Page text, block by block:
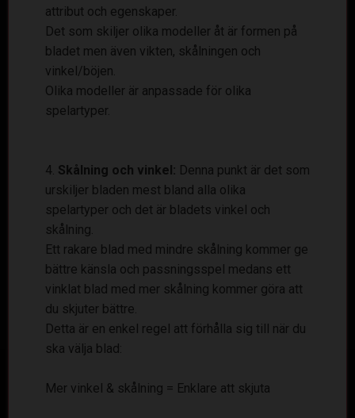
attribut och egenskaper.
Det som skiljer olika modeller åt är formen på
bladet men även vikten, skålningen och
vinkel/böjen.
Olika modeller är anpassade för olika
spelartyper.
Skålning och vinkel: Denna punkt är det som
urskiljer bladen mest bland alla olika
spelartyper och det är bladets vinkel och
skålning.
Ett rakare blad med mindre skålning kommer ge
bättre känsla och passningsspel medans ett
vinklat blad med mer skålning kommer göra att
du skjuter bättre.
Detta är en enkel regel att förhålla sig till när du
ska välja blad:
Mer vinkel & skålning = Enklare att skjuta